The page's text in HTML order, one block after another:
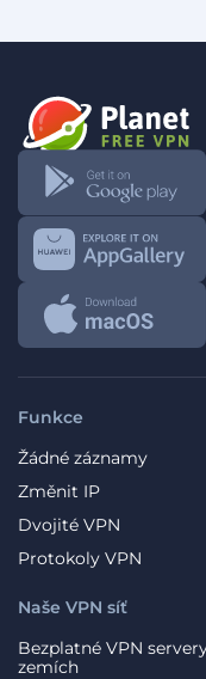
Funkce
Žádné záznamy
Změnit IP
Dvojité VPN
Protokoly VPN
Naše VPN síť
Bezplatné VPN
zemích